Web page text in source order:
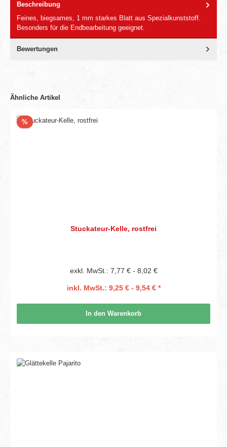
Beschreibung
Feines, biegsames, 1 mm starkes Blatt aus Spezialkunststoff.
Besonders für die Endbearbeitung geeignet.
Bewertungen
Ähnliche Artikel
%Rabatt
Stuckateur-Kelle, rostfrei
exkl. MwSt.: 7,77 € - 8,02 €
inkl. MwSt.: 9,25 € - 9,54 € *
In den Warenkorb